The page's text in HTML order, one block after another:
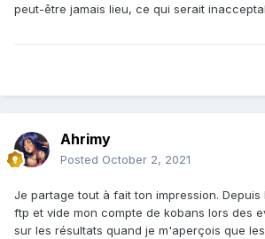
peut-être jamais lieu, ce qui serait
Ahrimy
Posted October 2, 2021
Je partage tout à fait ton impression.
ftp et vide mon compte de kobans lors des
sur les résultats quand je m'aperçois que